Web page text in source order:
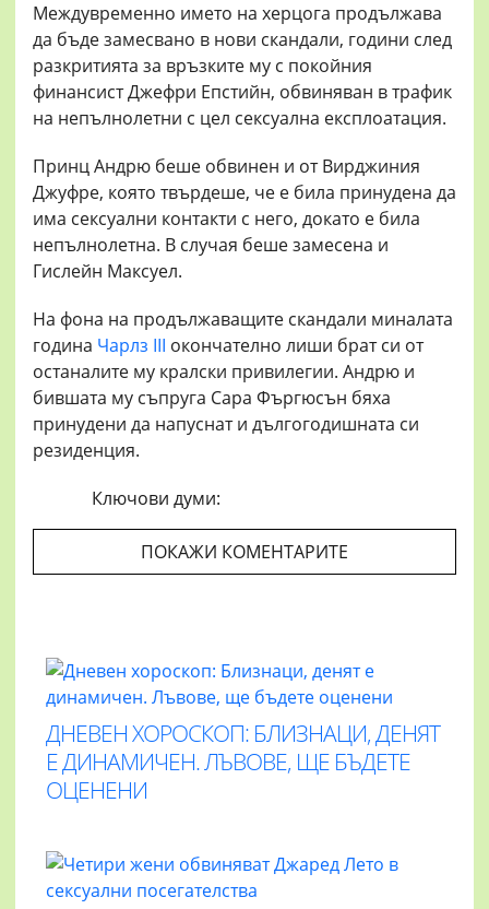
Междувременно името на херцога продължава
да бъде замесвано в нови скандали, години след
разкритията за връзките му с покойния
финансист Джефри Епстийн, обвиняван в трафик
на непълнолетни с цел сексуална експлоатация.
Принц Андрю беше обвинен и от Вирджиния
Джуфре, която твърдеше, че е била принудена да
има сексуални контакти с него, докато е била
непълнолетна. В случая беше замесена и
Гислейн Максуел.
На фона на продължаващите скандали миналата
година Чарлз III окончателно лиши брат си от
останалите му кралски привилегии. Андрю и
бившата му съпруга Сара Фъргюсън бяха
принудени да напуснат и дългогодишната си
резиденция.
Ключови думи:
ПОКАЖИ КОМЕНТАРИТЕ
ДНЕВЕН ХОРОСКОП: БЛИЗНАЦИ, ДЕНЯТ
Е ДИНАМИЧЕН. ЛЪВОВЕ, ЩЕ БЪДЕТЕ
ОЦЕНЕНИ